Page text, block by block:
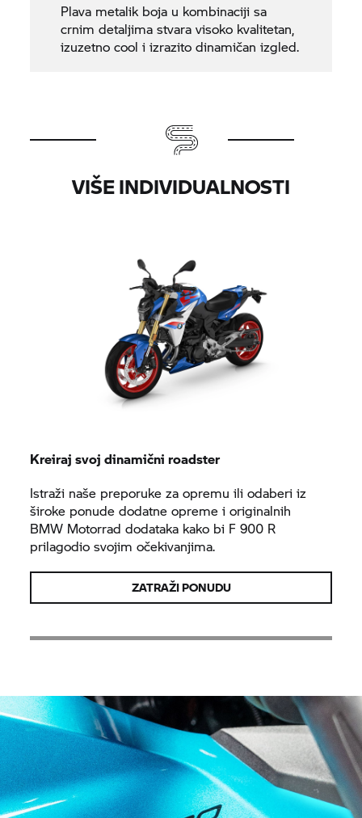
Plava metalik boja u kombinaciji sa
crnim detaljima stvara visoko kvalitetan,
izuzetno cool i izrazito dinamičan izgled.
VIŠE INDIVIDUALNOSTI
Kreiraj svoj dinamični roadster
Istraži naše preporuke za opremu ili odaberi iz
široke ponude dodatne opreme i originalnih
BMW Motorrad dodataka kako bi F 900 R
prilagodio svojim očekivanjima.
ZATRAŽI PONUDU